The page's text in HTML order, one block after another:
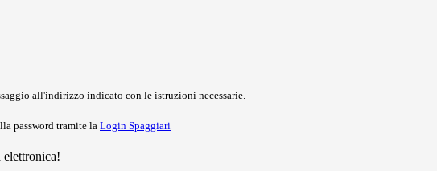
all'indirizzo indicato con le istruzioni necessarie.
password tramite la Login Spaggiari
elettronica!